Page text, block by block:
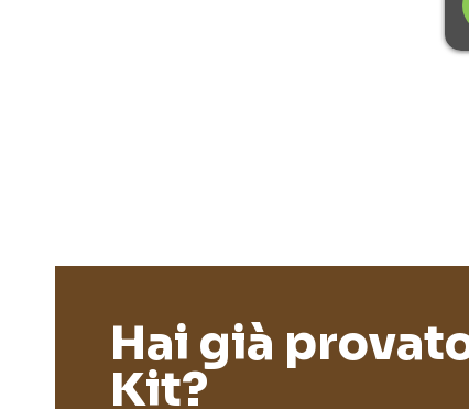
Hai già
Kit?